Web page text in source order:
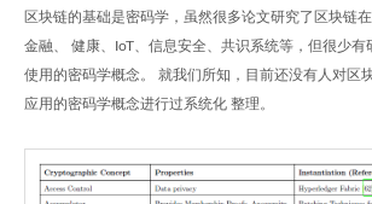
区块链的基础是密码学，虽然很多论文研究了区块链
金融、 健康、IoT、信息安全、共识系统等，但很少有
使用的密码学概念。 就我们所知，目前还没有人对区
应用的密码学概念进行过系统化 整理。